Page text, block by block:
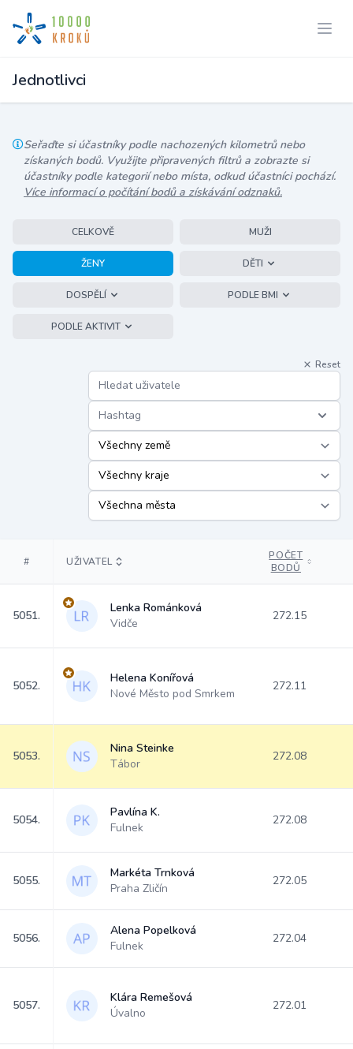
Jednotlivci
Seřaďte si účastníky podle nachozených kilometrů nebo
získaných bodů. Využijte připravených filtrů a zobrazte si
účastníky podle kategorií nebo místa, odkud účastníci pochází.
Více informací o počítání bodů a získávání odznaků.
CELKOVĚ MUŽI
ŽENY DĚTI
DOSPĚLÍ PODLE BMI
PODLE AKTIVIT
Reset
Hashtag
# UŽIVATEL
POČET
BODŮ
5051.
Lenka Románková
Vidče
272.15
5052.
Helena Konířová
Nové Město pod Smrkem
272.11
5053.
Nina Steinke
Tábor
272.08
5054.
Pavlína K.
Fulnek
272.08
5055.
Markéta Trnková
Praha Zličín
272.05
5056.
Alena Popelková
Fulnek
272.04
5057.
Klára Remešová
Úvalno
272.01